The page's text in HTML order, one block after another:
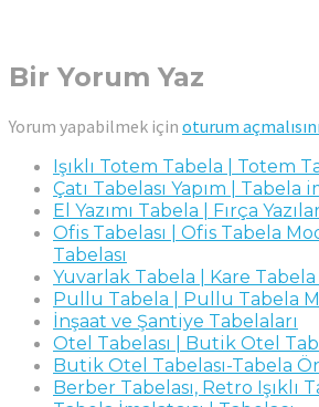
Bir Yorum Yaz
Yorum yapabilmek için oturum
Işıklı Totem Tabela | Totem
Çatı Tabelası Yapım | Tabela
El Yazımı Tabela | Fırça
Ofis Tabelası | Ofis Tabela
Tabelası
Yuvarlak Tabela | Kare
Pullu Tabela | Pullu Tabela
İnşaat ve Şantiye Tabelaları
Otel Tabelası | Butik Otel
Butik Otel Tabelası-Tabela
Berber Tabelası, Retro Işıklı